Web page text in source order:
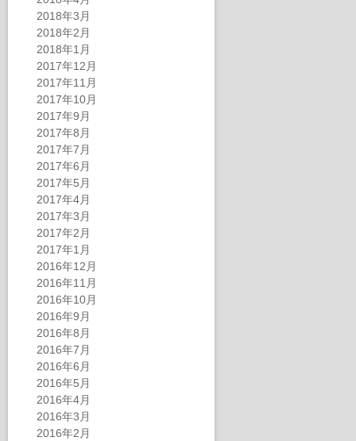
2018年3月
2018年2月
2018年1月
2017年12月
2017年11月
2017年10月
2017年9月
2017年8月
2017年7月
2017年6月
2017年5月
2017年4月
2017年3月
2017年2月
2017年1月
2016年12月
2016年11月
2016年10月
2016年9月
2016年8月
2016年7月
2016年6月
2016年5月
2016年4月
2016年3月
2016年2月